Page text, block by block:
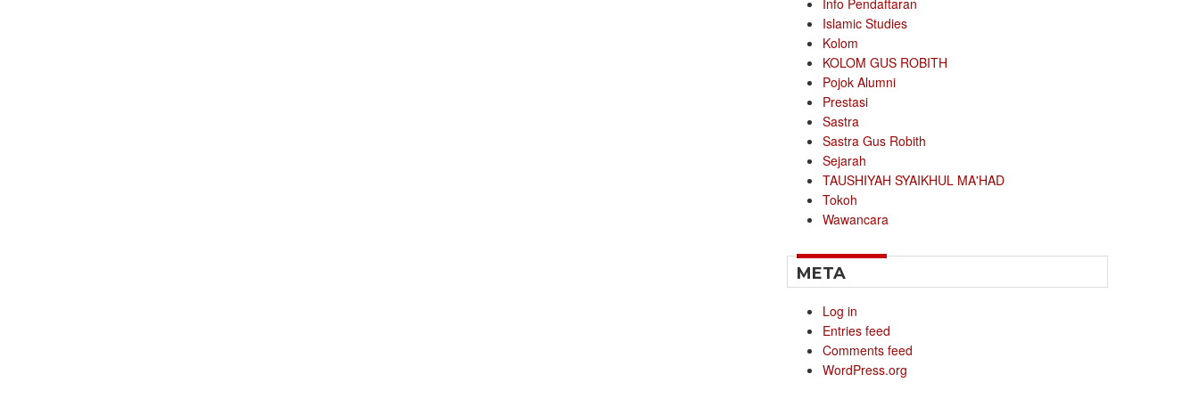
Info Pendaftaran
Islamic Studies
Kolom
KOLOM GUS ROBITH
Pojok Alumni
Prestasi
Sastra
Sastra Gus Robith
Sejarah
TAUSHIYAH SYAIKHUL MA'HAD
Tokoh
Wawancara
META
Log in
Entries feed
Comments feed
WordPress.org